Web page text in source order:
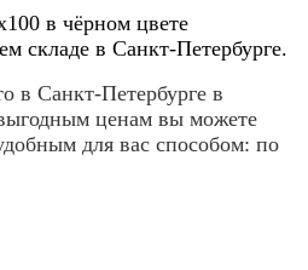
в чёрном цвете
складе в Санкт-Петербурге.
в Санкт-Петербурге в
ценам вы можете
для вас способом: по